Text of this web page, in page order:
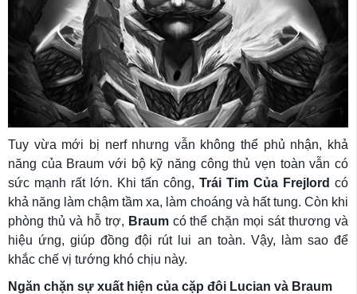
Tuy vừa mới bị nerf nhưng vẫn không thể phủ nhận, khả
năng của Braum với bộ kỹ năng công thủ vẹn toàn vẫn có
sức mạnh rất lớn. Khi tấn công, Trái Tim Của Frejlord có
khả năng làm chậm tầm xa, làm choáng và hất tung. Còn khi
phòng thủ và hỗ trợ, Braumcó thể chặn mọi sát thương và
hiệu ứng, giúp đồng đội rút lui an toàn. Vậy, làm sao để
khắc chế vị tướng khó chịu này.
Ngăn chặn sự xuất hiện của cặp đôi Lucian và Braum